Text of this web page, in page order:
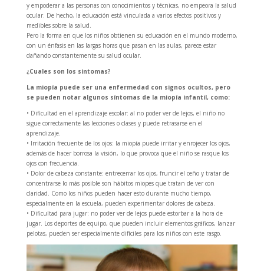
y empoderar a las personas con conocimientos y técnicas, no empeora la salud
ocular. De hecho, la educación está vinculada a varios efectos positivos y
medibles sobre la salud.
Pero la forma en que los niños obtienen su educación en el mundo moderno,
con un énfasis en las largas horas que pasan en las aulas, parece estar
dañando constantemente su salud ocular.
¿Cuales son los sintomas?
La miopía puede ser una enfermedad con signos ocultos, pero
se pueden notar algunos síntomas de la miopía infantil, como:
• Dificultad en el aprendizaje escolar: al no poder ver de lejos, el niño no
sigue correctamente las lecciones o clases y puede retrasarse en el
aprendizaje.
• Irritación frecuente de los ojos: la miopía puede irritar y enrojecer los ojos,
además de hacer borrosa la visión, lo que provoca que el niño se rasque los
ojos con frecuencia.
• Dolor de cabeza constante: entrecerrar los ojos, fruncir el ceño y tratar de
concentrarse lo más posible son hábitos miopes que tratan de ver con
claridad. Como los niños pueden hacer esto durante mucho tiempo,
especialmente en la escuela, pueden experimentar dolores de cabeza.
• Dificultad para jugar: no poder ver de lejos puede estorbar a la hora de
jugar. Los deportes de equipo, que pueden incluir elementos gráficos, lanzar
pelotas, pueden ser especialmente difíciles para los niños con este rasgo.